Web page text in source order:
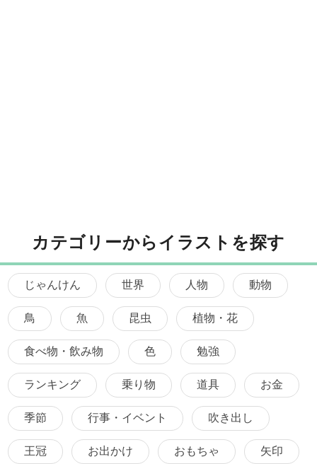
カテゴリーからイラストを探す
じゃんけん 世界 人物 動物
鳥 魚 昆虫 植物・花
食べ物・飲み物 色 勉強
ランキング 乗り物 道具 お金
季節 行事・イベント 吹き出し
王冠 お出かけ おもちゃ 矢印